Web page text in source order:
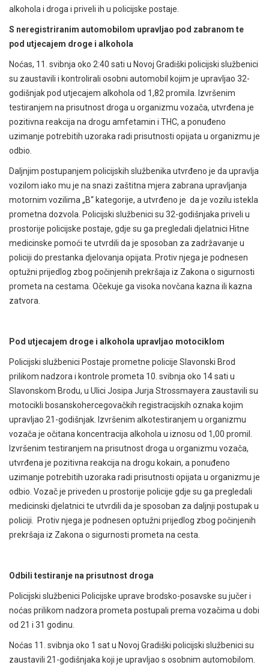
alkohola i droga i priveli ih u policijske postaje.
S neregistriranim automobilom upravljao pod zabranom te
pod utjecajem droge i alkohola
Noćas, 11. svibnja oko 2:40 sati u Novoj Gradiški policijski službenici
su zaustavili i kontrolirali osobni automobil kojim je upravljao 32-
godišnjak pod utjecajem alkohola od 1,82 promila. Izvršenim
testiranjem na prisutnost droga u organizmu vozača, utvrđena je
pozitivna reakcija na drogu amfetamin i THC, a ponuđeno
uzimanje potrebitih uzoraka radi prisutnosti opijata u organizmu je
odbio.
Daljnjim postupanjem policijskih službenika utvrđeno je da upravlja
vozilom iako mu je na snazi zaštitna mjera zabrana upravljanja
motornim vozilima „B“ kategorije, a utvrđeno je da je vozilu istekla
prometna dozvola. Policijski službenici su 32-godišnjaka priveli u
prostorije policijske postaje, gdje su ga pregledali djelatnici Hitne
medicinske pomoći te utvrdili da je sposoban za zadržavanje u
policiji do prestanka djelovanja opijata. Protiv njega je podnesen
optužni prijedlog zbog počinjenih prekršaja iz Zakona o sigurnosti
prometa na cestama. Očekuje ga visoka novčana kazna ili kazna
zatvora.
Pod utjecajem droge i alkohola upravljao motociklom
Policijski službenici Postaje prometne policije Slavonski Brod
prilikom nadzora i kontrole prometa 10. svibnja oko 14 sati u
Slavonskom Brodu, u Ulici Josipa Jurja Strossmayera zaustavili su
motocikli bosanskohercegovačkih registracijskih oznaka kojim
upravljao 21-godišnjak. Izvršenim alkotestiranjem u organizmu
vozača je očitana koncentracija alkohola u iznosu od 1,00 promil.
Izvršenim testiranjem na prisutnost droga u organizmu vozača,
utvrđena je pozitivna reakcija na drogu kokain, a ponuđeno
uzimanje potrebitih uzoraka radi prisutnosti opijata u organizmu je
odbio. Vozač je priveden u prostorije policije gdje su ga pregledali
medicinski djelatnici te utvrdili da je sposoban za daljnji postupak u
policiji. Protiv njega je podnesen optužni prijedlog zbog počinjenih
prekršaja iz Zakona o sigurnosti prometa na cesta.
Odbili testiranje na prisutnost droga
Policijski službenici Policijske uprave brodsko-posavske su jučer i
noćas prilikom nadzora prometa postupali prema vozačima u dobi
od 21 i 31 godinu.
Noćas 11. svibnja oko 1 sat u Novoj Gradiški policijski službenici su
zaustavili 21-godišnjaka koji je upravljao s osobnim automobilom.